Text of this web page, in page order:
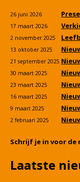
26 juni 2026
17 maart 2026
2 november 2025
13 oktober 2025
21 september 2025
30 maart 2025
23 maart 2025
16 maart 2025
9 maart 2025
2 februari 2025
Schrijf je in voor
Laatste